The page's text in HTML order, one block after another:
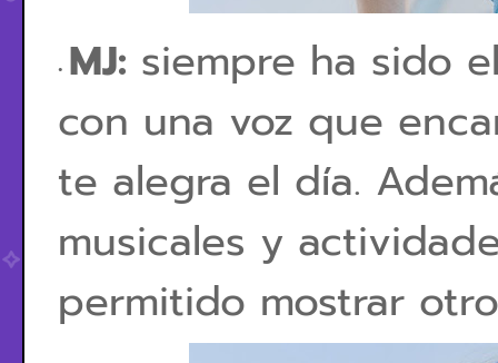
MJ: siempre ha sido
con una voz que
te alegra el día.
musicales y
permitido mostrar